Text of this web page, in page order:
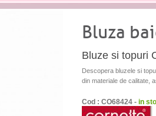
Bluza
Bluze si topuri
Descopera bluzele si
din materiale de calitate,
Cod : CO68424 - in